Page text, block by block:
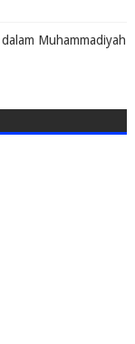
Muhammadiyah